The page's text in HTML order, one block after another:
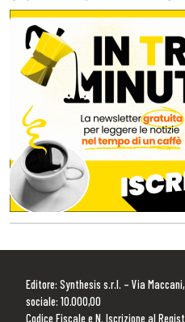
Editore: Synthesis s.r.l. – Via
sociale: 10.000,00
Codice Fiscale e N. Iscrizione al